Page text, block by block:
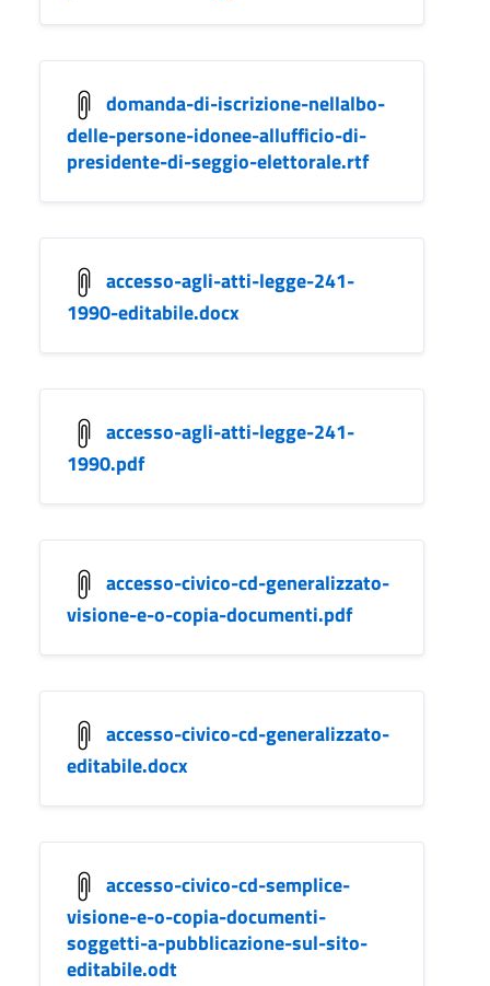
domanda-di-iscrizione-nellalbo-
delle-persone-idonee-allufficio-di-
presidente-di-seggio-elettorale.rtf
accesso-agli-atti-legge-241-
1990-editabile.docx
accesso-agli-atti-legge-241-
1990.pdf
accesso-civico-cd-generalizzato-
visione-e-o-copia-documenti.pdf
accesso-civico-cd-generalizzato-
editabile.docx
accesso-civico-cd-semplice-
visione-e-o-copia-documenti-
soggetti-a-pubblicazione-sul-sito-
editabile.odt